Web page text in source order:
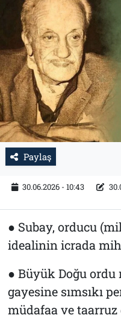
Paylaş
30.06.2026 - 10:43
● Subay, orducu
idealinin icrada
● Büyük Doğu ordu
gayesine sımsıkı
müdafaa ve
Tarih
İletişim
Künye